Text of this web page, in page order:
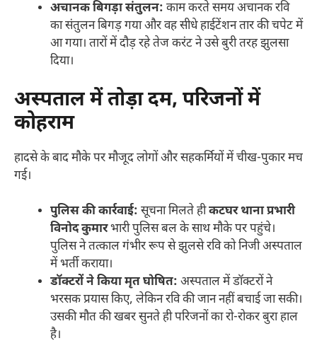
अचानक बिगड़ा संतुलन: काम करते समय अचानक रवि
का संतुलन बिगड़ गया और वह सीधे हाईटेंशन तार की चपेट में
आ गया। तारों में दौड़ रहे तेज करंट ने उसे बुरी तरह झुलसा
दिया।
अस्पताल में तोड़ा दम, परिजनों में
कोहराम
हादसे के बाद मौके पर मौजूद लोगों और सहकर्मियों में चीख-पुकार मच
गई।
पुलिस की कार्रवाई: सूचना मिलते हीकटघर थाना प्रभारी
विनोद कुमारभारी पुलिस बल के साथ मौके पर पहुंचे।
पुलिस ने तत्काल गंभीर रूप से झुलसे रवि को निजी अस्पताल
में भर्ती कराया।
डॉक्टरों ने किया मृत घोषित: अस्पताल में डॉक्टरों ने
भरसक प्रयास किए, लेकिन रवि की जान नहीं बचाई जा सकी।
उसकी मौत की खबर सुनते ही परिजनों का रो-रोकर बुरा हाल
है।